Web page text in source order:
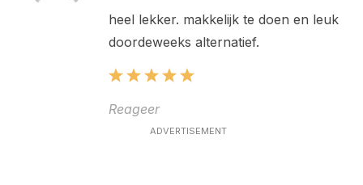
heel lekker. makkelijk te doen en leuk
doordeweeks alternatief.
Reageer
ADVERTISEMENT